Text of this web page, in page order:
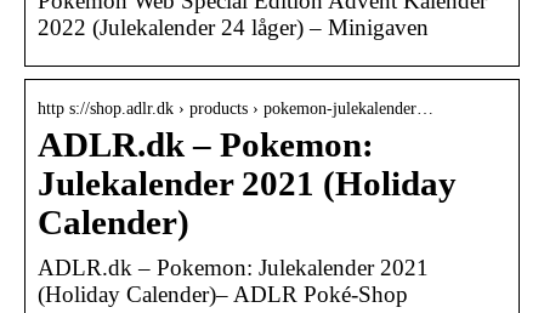
2022 (Julekalender 24 låger) – Minigaven
http s://shop.adlr.dk › products › pokemon-julekalender…
ADLR.dk – Pokemon:
Julekalender 2021 (Holiday
Calender)
ADLR.dk – Pokemon: Julekalender 2021
(Holiday Calender)– ADLR Poké-Shop